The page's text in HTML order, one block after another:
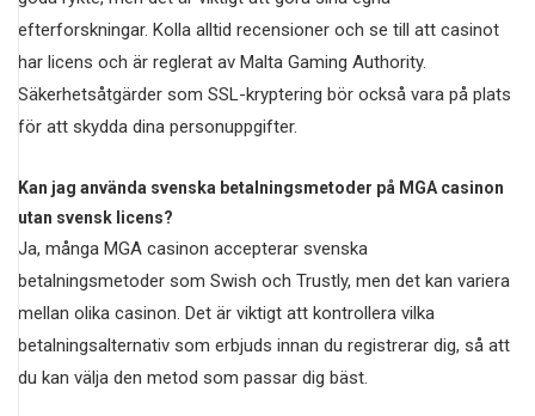
efterforskningar. Kolla alltid recensioner och se till att casinot
har licens och är reglerat av Malta Gaming Authority.
Säkerhetsåtgärder som SSL-kryptering bör också vara på plats
för att skydda dina personuppgifter.
Kan jag använda svenska betalningsmetoder på MGA casinon
utan svensk licens?
Ja, många MGA casinon accepterar svenska
betalningsmetoder som Swish och Trustly, men det kan variera
mellan olika casinon. Det är viktigt att kontrollera vilka
betalningsalternativ som erbjuds innan du registrerar dig, så att
du kan välja den metod som passar dig bäst.